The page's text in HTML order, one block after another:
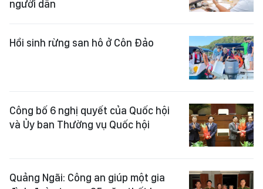
người dân
Hồi sinh rừng san hô ở Côn Đảo
Công bố 6 nghị quyết của Quốc hội
và Ủy ban Thường vụ Quốc hội
Quảng Ngãi: Công an giúp một gia